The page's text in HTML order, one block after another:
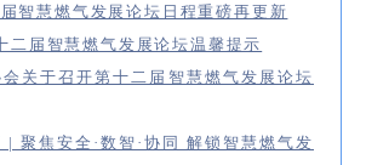
智慧燃气发展论坛日程重磅再更新
二届智慧燃气发展论坛温馨提示
关于召开第十二届智慧燃气发展论坛
| 聚焦安全·数智·协同 解锁智慧燃气发